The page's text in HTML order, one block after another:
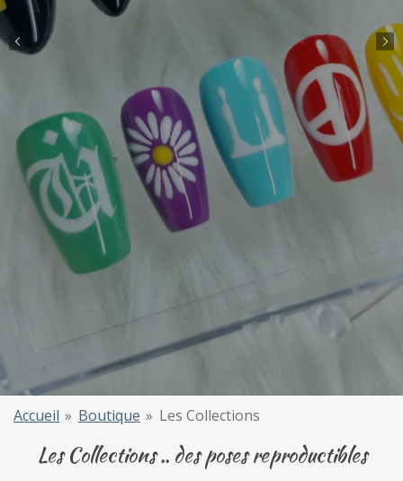
Accueil » Boutique » Les Collections
Les Collections .. des poses reproductibles